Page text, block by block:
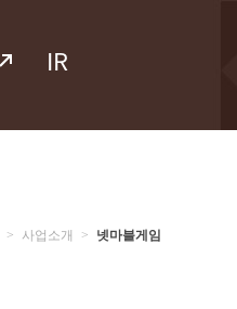
IR
> 사업소개 > 넷마블게임